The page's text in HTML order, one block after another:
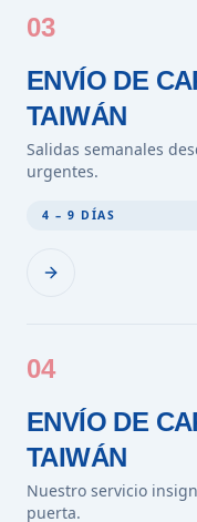
03
ENVÍO DE
TAIWÁN
Salidas semanales
urgentes.
4 – 9 DÍAS
04
ENVÍO DE
TAIWÁN
Nuestro servicio
puerta.